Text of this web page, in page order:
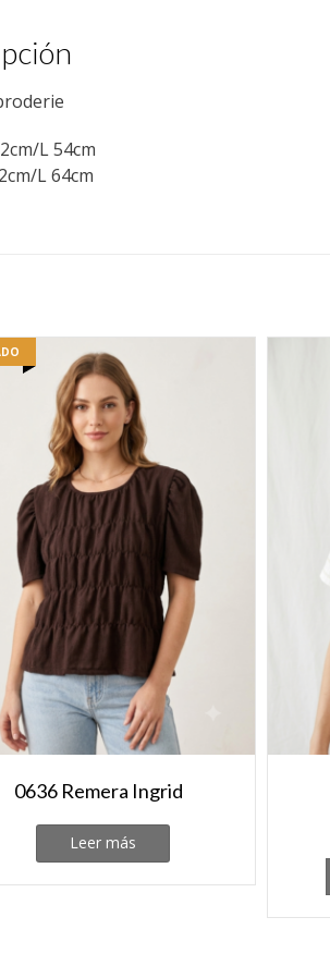
L 54cm
L 64cm
0636 Remera Ingrid
Leer más